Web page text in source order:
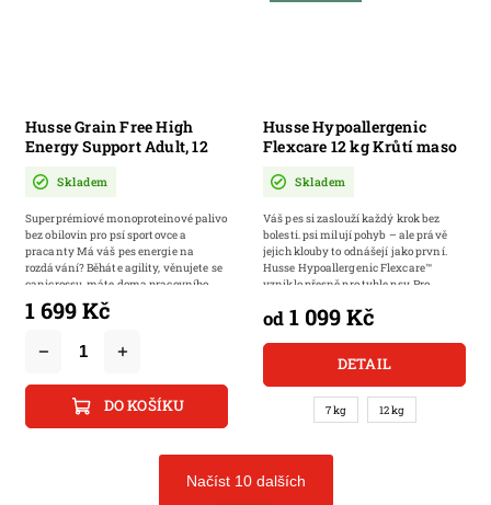
Husse Grain Free High
Energy Support Adult, 12
aktivní psy s vysokou
Skladem
1 699 Kč
DO KOŠÍKU
Superprémiové monoproteinové palivo
bez obilovin pro psí sportovce a
pracanty Má váš pes energie na
rozdávání? Běháte agility, věnujete se
canicrossu, máte doma pracovního
psa,...
Husse Hypoallergenic
Flexcare 12 kg Krůtí maso
citlivé psy
Skladem
od 1 099 Kč
DETAIL
Váš pes si zaslouží každý krok bez
bolesti. psi milují pohyb – ale právě
jejich klouby to odnášejí jako první.
Husse Hypoallergenic Flexcare™
vzniklo přesně pro tyhle psy. Pro...
7 kg 12 kg
Načíst 10 dalších